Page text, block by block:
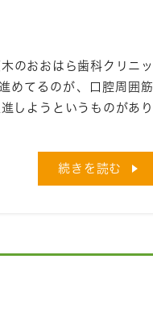
おおはら歯科クリニッ
めてるのが、口腔周囲筋
しようというものがあり
続きを読む